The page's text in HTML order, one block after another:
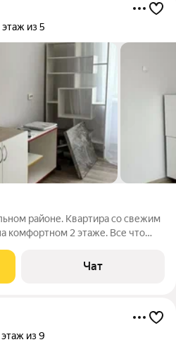
этаж из 5
районе. Квартира со свежим
комфортном 2 этаже. Все что
Сейчас проживает 1 сосед. Дом
Чат
этаж из 9